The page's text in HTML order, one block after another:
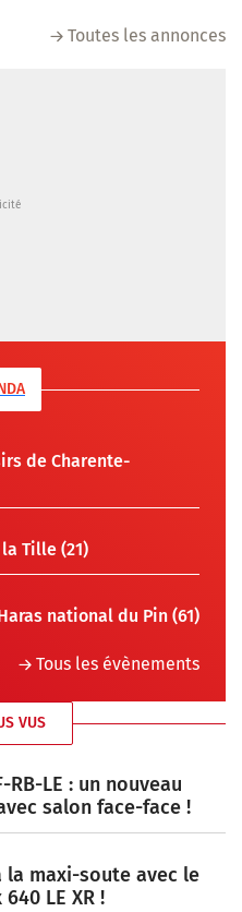
Toutes les annonces
de Charente-
Tille (21)
national du Pin (61)
Tous les évènements
VUS
RB-LE : un nouveau
salon face-face !
la maxi-soute avec le
LE XR !